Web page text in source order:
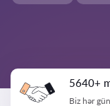
5640+
Biz hər